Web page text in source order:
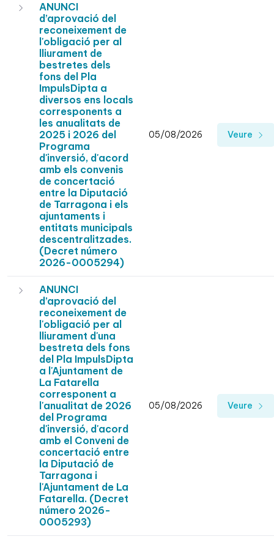
ANUNCI
d’aprovació del
reconeixement de
l'obligació per al
lliurament de
bestretes dels
fons del Pla
ImpulsDipta a
diversos ens locals
corresponents a
les anualitats de
2025 i 2026 del
Programa
d'inversió, d'acord
amb els convenis
de concertació
entre la Diputació
de Tarragona i els
ajuntaments i
entitats municipals
descentralitzades.
(Decret número
2026-0005294)
05/08/2026 Veure
ANUNCI
d’aprovació del
reconeixement de
l'obligació per al
lliurament d'una
bestreta dels fons
del Pla ImpulsDipta
a l'Ajuntament de
La Fatarella
corresponent a
l'anualitat de 2026
del Programa
d'inversió, d'acord
amb el Conveni de
concertació entre
la Diputació de
Tarragona i
l'Ajuntament de La
Fatarella. (Decret
número 2026-
0005293)
05/08/2026 Veure